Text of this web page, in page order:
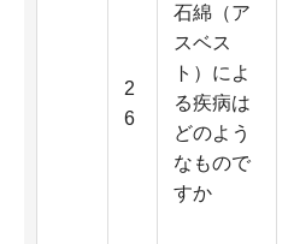
2
6
石綿（ア
スベス
ト）によ
る疾病は
どのよう
なもので
すか